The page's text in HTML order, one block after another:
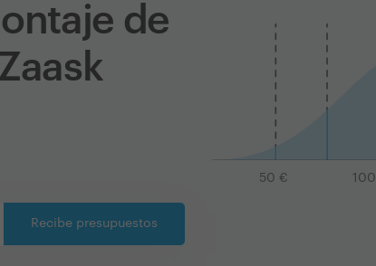
de
Recibe presupuestos
50 € 100